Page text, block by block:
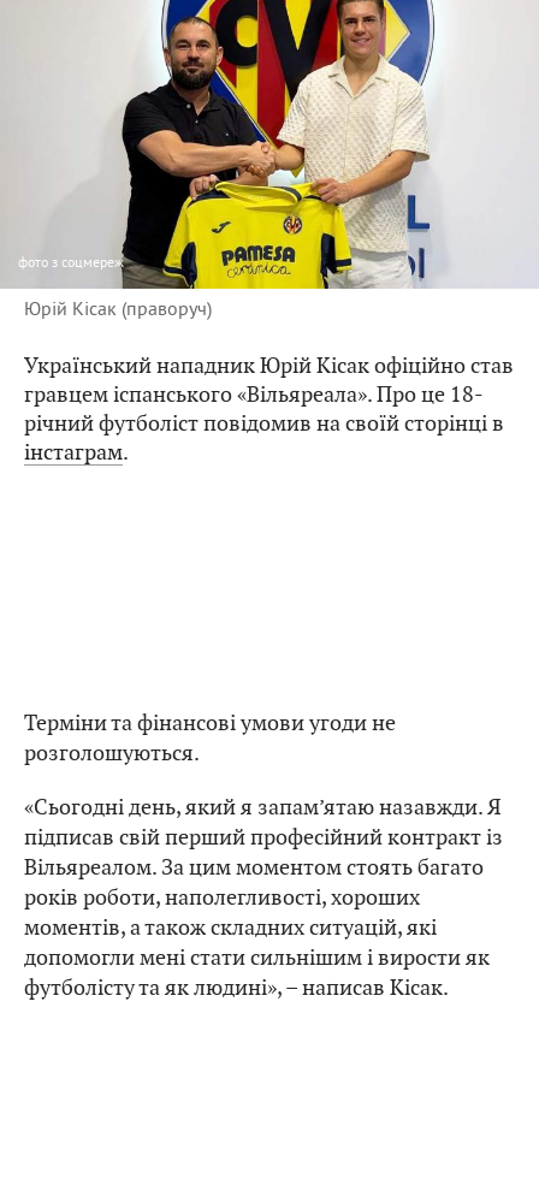
фото з соцмереж
Юрій Кісак (праворуч)
Український нападник Юрій Кісак офіційно став
гравцем іспанського «Вільяреала». Про це 18-
річний футболіст повідомив на своїй сторінці в
інстаграм.
Терміни та фінансові умови угоди не
розголошуються.
«Сьогодні день, який я запам’ятаю назавжди. Я
підписав свій перший професійний контракт із
Вільяреалом. За цим моментом стоять багато
років роботи, наполегливості, хороших
моментів, а також складних ситуацій, які
допомогли мені стати сильнішим і вирости як
футболісту та як людині», – написав Кісак.